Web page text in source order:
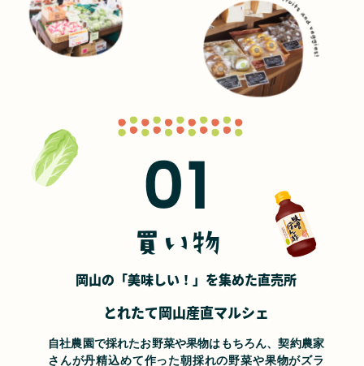
岡山の 「美味しい！」 を集めた直売所
とれたて岡山産直マルシェ
自社農園で採れたお野菜や果物はもちろん、契約農家
さんが丹精込めて作った朝採れの野菜や果物がズラ